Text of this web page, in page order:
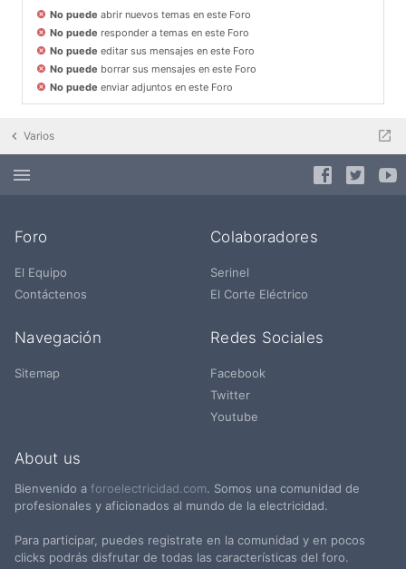
No puede abrir nuevos temas en este Foro
No puede responder a temas en este Foro
No puede editar sus mensajes en este Foro
No puede borrar sus mensajes en este Foro
No puede enviar adjuntos en este Foro
Varios
Foro
El Equipo
Contáctenos
Colaboradores
Serinel
El Corte Eléctrico
Navegación
Sitemap
Redes Sociales
Facebook
Twitter
Youtube
About us
Bienvenido a foroelectricidad.com. Somos una comunidad de
profesionales y aficionados al mundo de la electricidad.
Para participar, puedes registrate en la comunidad y en pocos
clicks podrás disfrutar de todas las características del foro.